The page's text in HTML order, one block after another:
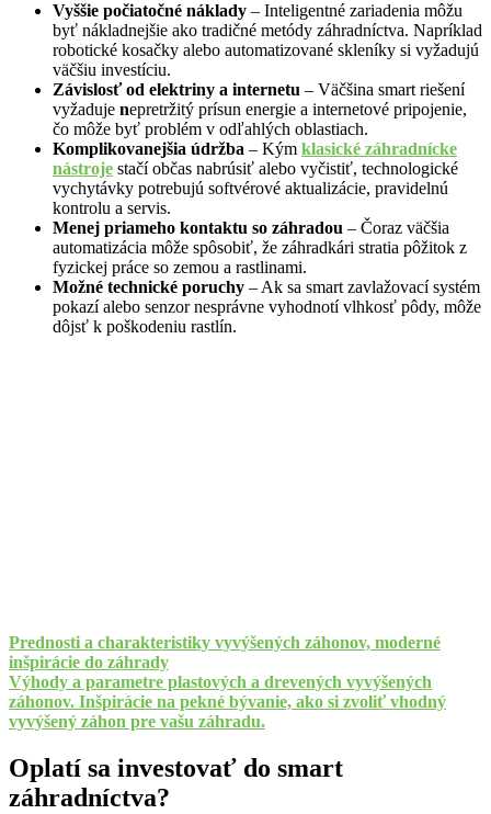
Vyššie počiatočné náklady – Inteligentné zariadenia môžu
byť nákladnejšie ako tradičné metódy záhradníctva. Napríklad
robotické kosačky alebo automatizované skleníky si vyžadujú
väčšiu investíciu.
Závislosť od elektriny a internetu – Väčšina smart riešení
vyžaduje nepretržitý prísun energie a internetové pripojenie,
čo môže byť problém v odľahlých oblastiach.
Komplikovanejšia údržba – Kým klasické záhradnícke
nástroje stačí občas nabrúsiť alebo vyčistiť, technologické
vychytávky potrebujú softvérové aktualizácie, pravidelnú
kontrolu a servis.
Menej priameho kontaktu so záhradou – Čoraz väčšia
automatizácia môže spôsobiť, že záhradkári stratia pôžitok z
fyzickej práce so zemou a rastlinami.
Možné technické poruchy – Ak sa smart zavlažovací systém
pokazí alebo senzor nesprávne vyhodnotí vlhkosť pôdy, môže
dôjsť k poškodeniu rastlín.
Prednosti a charakteristiky vyvýšených záhonov, moderné
inšpirácie do záhrady
Výhody a parametre plastových a drevených vyvýšených
záhonov. Inšpirácie na pekné bývanie, ako si zvoliť vhodný
vyvýšený záhon pre vašu záhradu.
Oplatí sa investovať do smart
záhradníctva?